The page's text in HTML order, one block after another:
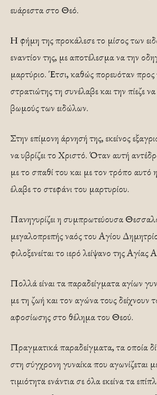
ευάρεστα στο Θεό.
Η φήμη της προκάλεσε το μίσος των
εναντίον της, με αποτέλεσμα να την
μαρτύριο. Έτσι, καθώς πορευόταν προς
στρατιώτης τη συνέλαβε και την πίεζε
βωμούς των ειδώλων.
Στην επίμονη άρνησή της, εκείνος
να υβρίζει το Χριστό. Όταν αυτή
με το σπαθί του και με τον τρόπο
έλαβε το στεφάνι του μαρτυρίου.
Πανηγυρίζει η συμπρωτεύουσα
μεγαλοπρεπής ναός του Αγίου
φιλοξενείται το ιερό λείψανο της Αγίας
Πολλά είναι τα παραδείγματα αγίων
με τη ζωή και τον αγώνα τους δείχνουν
αφοσίωσης στο θέλημα του Θεού.
Πραγματικά παραδείγματα, τα οποία
στη σύγχρονη γυναίκα που αγωνίζεται
τιμιότητα ενάντια σε όλα εκείνα τα